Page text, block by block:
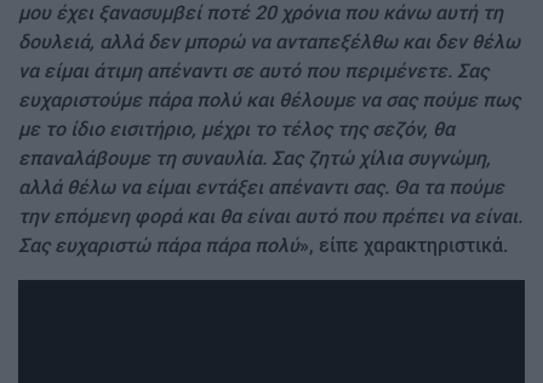
μου έχει ξανασυμβεί ποτέ 20 χρόνια που κάνω αυτή τη
δουλειά, αλλά δεν μπορώ να ανταπεξέλθω και δεν θέλω
να είμαι άτιμη απέναντι σε αυτό που περιμένετε. Σας
ευχαριστούμε πάρα πολύ και θέλουμε να σας πούμε πως
με το ίδιο εισιτήριο, μέχρι το τέλος της σεζόν, θα
επαναλάβουμε τη συναυλία. Σας ζητώ χίλια συγνώμη,
αλλά θέλω να είμαι εντάξει απέναντι σας. Θα τα πούμε
την επόμενη φορά και θα είναι αυτό που πρέπει να είναι.
Σας ευχαριστώ πάρα πάρα πολύ», είπε χαρακτηριστικά.